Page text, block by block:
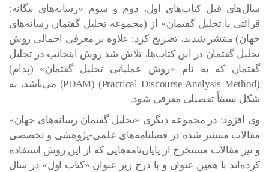
سال‌های قبل کتاب‌های اول، دوم و سوم «رسانه‌های بیگانه:
قرائتی با تحلیل گفتمان» از (مجموعه تحلیل گفتمان رسانه‌های
جهان) منتشر شدند، تصریح کرد: علاوه بر معرفی اجمالی روش
تحلیل گفتمان در این کتاب‌ها، تلاش شد روش اینجانب در تحلیل
گفتمان که به نام «روش عملیاتی تحلیل گفتمان» (پدام)
(Practical Discourse Analysis Method) (PDAM) می‌باشد، به
شکل نسبتاً تفصیلی معرفی شود.
وی افزود: در مجموعه دیگری «تحلیل گفتمان رسانه‌های جهان»
مقالات منتشر شده در فصلنامه‌های علمی-پژوهشی و تخصصی
و نیز مقالات مستخرج از پایان‌نامه‌هایی که از این روش استفاده
کرده‌اند با همین عنوان و با درج زیر عنوان «کتاب اول» در سال